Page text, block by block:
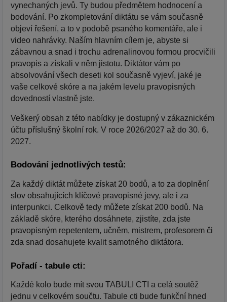
vynechaných jevů. Ty budou předmětem hodnocení a
bodování. Po zkompletování diktátu se vám současně
objeví řešení, a to v podobě psaného komentáře, ale i
video nahrávky. Naším hlavním cílem je, abyste si
zábavnou a snad i trochu adrenalinovou formou procvičili
pravopis a získali v něm jistotu. Diktátor vám po
absolvování všech deseti kol současně vyjeví, jaké je
vaše celkové skóre a na jakém levelu pravopisných
dovedností vlastně jste.
Veškerý obsah z této nabídky je dostupný v zákaznickém
účtu příslušný školní rok. V roce 2026/2027 až do 30. 6.
2027.
Bodování jednotlivých testů:
Za každý diktát můžete získat 20 bodů, a to za doplnění
slov obsahujících klíčové pravopisné jevy, ale i za
interpunkci. Celkově tedy můžete získat 200 bodů. Na
základě skóre, kterého dosáhnete, zjistíte, zda jste
pravopisným repetentem, učněm, mistrem, profesorem či
zda snad dosahujete kvalit samotného diktátora.
Pořadí - tabule cti:
Každé kolo bude mít svou TABULI CTI a celá soutěž
jednu v celkovém součtu. Tabule cti bude funkční hned